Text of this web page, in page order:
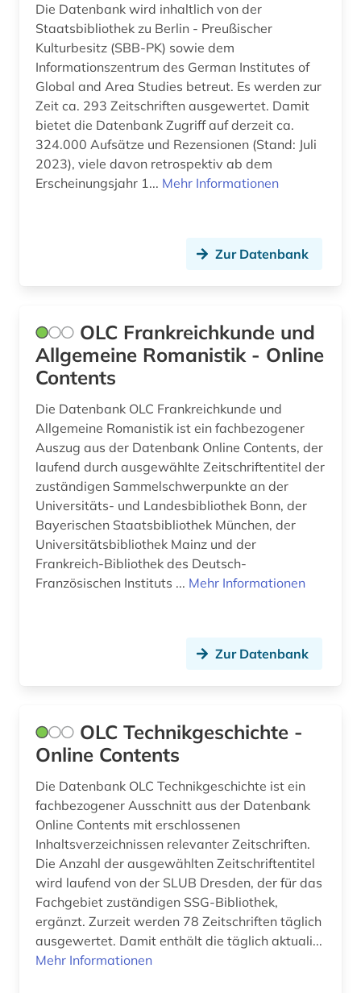
internationale beziehungen (1)
internationales handelsrecht (1)
internationales recht (1)
internationales strafrecht (1)
internationales umweltrecht (1)
internetportal (1)
islamwissenschaft (2)
italien (4)
italienisch (4)
japan (1)
japanologie (1)
juden (2)
jugendforschung (1)
jugendliteratur (1)
jugendliteraturforschung (1)
kanada (5)
karte (1)
Die Datenbank wird inhaltlich von der
Staatsbibliothek zu Berlin - Preußischer
Kulturbesitz (SBB-PK) sowie dem
Informationszentrum des German Institutes of
Global and Area Studies betreut. Es werden zur
Zeit ca. 293 Zeitschriften ausgewertet. Damit
bietet die Datenbank Zugriff auf derzeit ca.
324.000 Aufsätze und Rezensionen (Stand: Juli
2023), viele davon retrospektiv ab dem
Erscheinungsjahr 1... Mehr Informationen
Zur Datenbank
OLC Frankreichkunde und
Allgemeine Romanistik - Online
Contents
Die Datenbank OLC Frankreichkunde und
Allgemeine Romanistik ist ein fachbezogener
Auszug aus der Datenbank Online Contents, der
laufend durch ausgewählte Zeitschriftentitel der
zuständigen Sammelschwerpunkte an der
Universitäts- und Landesbibliothek Bonn, der
Bayerischen Staatsbibliothek München, der
Universitätsbibliothek Mainz und der
Frankreich-Bibliothek des Deutsch-
Französischen Instituts ... Mehr Informationen
Zur Datenbank
OLC Technikgeschichte -
Online Contents
Die Datenbank OLC Technikgeschichte ist ein
fachbezogener Ausschnitt aus der Datenbank
Online Contents mit erschlossenen
Inhaltsverzeichnissen relevanter Zeitschriften.
Die Anzahl der ausgewählten Zeitschriftentitel
wird laufend von der SLUB Dresden, der für das
Fachgebiet zuständigen SSG-Bibliothek,
ergänzt. Zurzeit werden 78 Zeitschriften täglich
ausgewertet. Damit enthält die täglich aktuali...
Mehr Informationen